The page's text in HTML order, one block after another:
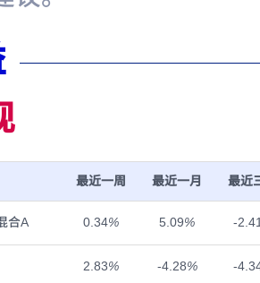
最近一周 最近一月 最近
合A 0.34% 5.09% -
2.83% -4.28% -